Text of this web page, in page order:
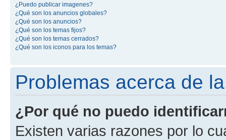
¿Puedo publicar imagenes?
¿Qué son los anuncios globales?
¿Qué son los anuncios?
¿Qué son los temas fijos?
¿Qué son los temas cerrados?
¿Qué son los iconos para los temas?
Problemas acerca de
¿Por qué no puedo
Existen varias razones por lo